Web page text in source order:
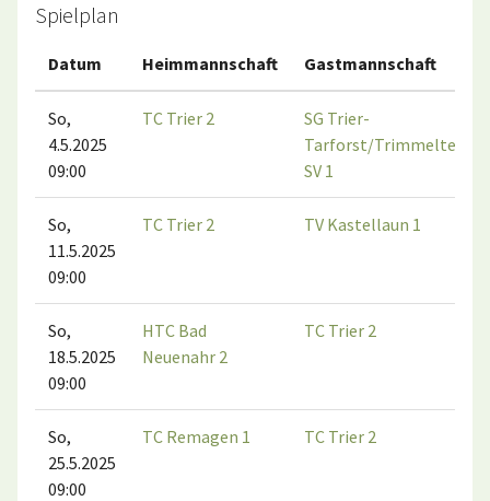
Spielplan
Datum Heimmannschaft Gastmannschaft
So,
4.5.2025
09:00
TC Trier 2
SG Trier-
Tarforst/Trimmelter
SV 1
So,
11.5.2025
09:00
TC Trier 2 TV Kastellaun 1
So,
18.5.2025
09:00
HTC Bad
Neuenahr 2
TC Trier 2
So,
25.5.2025
09:00
TC Remagen 1 TC Trier 2